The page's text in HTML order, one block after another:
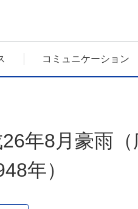
コミュニケーション
年8月豪雨
年）